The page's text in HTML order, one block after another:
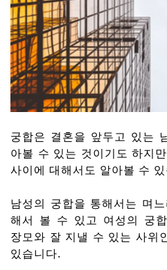
궁합은 결혼을 앞두고 있는
아볼 수 있는 것이기도 하지
사이에 대해서도 알아볼 수
남성의 궁합을 통해서는 며
해서 볼 수 있고 여성의 궁
장모와 잘 지낼 수 있는 사위
있습니다.